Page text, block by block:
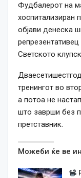
Фудбалерот на
хоспитализиран
објави денеска
Светското
тренингот во
а потоа не
што заврши без
претставник.
Можеби ќе ве